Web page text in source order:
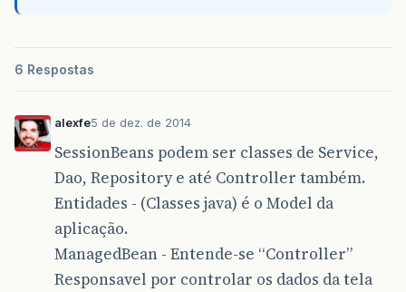
6 Respostas
alexfe5 de dez. de 2014
SessionBeans podem ser classes de Service,
Dao, Repository e até Controller também.
Entidades - (Classes java) é o Model da
aplicação.
ManagedBean - Entende-se “Controller”
Responsavel por controlar os dados da tela